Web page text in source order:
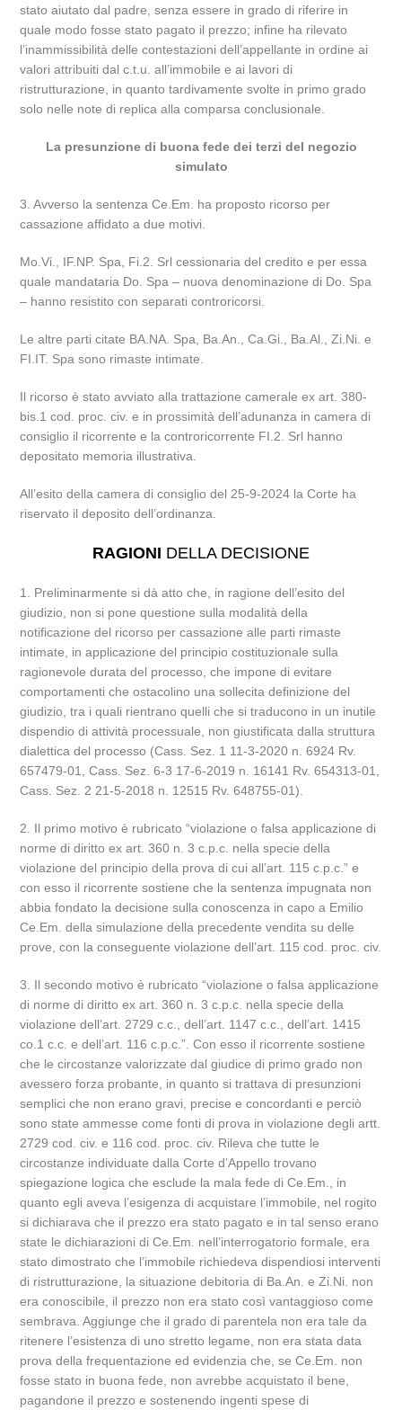
stato aiutato dal padre, senza essere in grado di riferire in
quale modo fosse stato pagato il prezzo; infine ha rilevato
l’inammissibilità delle contestazioni dell’appellante in ordine ai
valori attribuiti dal c.t.u. all’immobile e ai lavori di
ristrutturazione, in quanto tardivamente svolte in primo grado
solo nelle note di replica alla comparsa conclusionale.
La presunzione di buona fede dei terzi del negozio
simulato
3. Avverso la sentenza Ce.Em. ha proposto ricorso per
cassazione affidato a due motivi.
Mo.Vi., IF.NP. Spa, Fi.2. Srl cessionaria del credito e per essa
quale mandataria Do. Spa – nuova denominazione di Do. Spa
– hanno resistito con separati controricorsi.
Le altre parti citate BA.NA. Spa, Ba.An., Ca.Gi., Ba.Al., Zi.Ni. e
FI.IT. Spa sono rimaste intimate.
Il ricorso è stato avviato alla trattazione camerale ex art. 380-
bis.1 cod. proc. civ. e in prossimità dell’adunanza in camera di
consiglio il ricorrente e la controricorrente FI.2. Srl hanno
depositato memoria illustrativa.
All’esito della camera di consiglio del 25-9-2024 la Corte ha
riservato il deposito dell’ordinanza.
RAGIONI DELLA DECISIONE
1. Preliminarmente si dà atto che, in ragione dell’esito del
giudizio, non si pone questione sulla modalità della
notificazione del ricorso per cassazione alle parti rimaste
intimate, in applicazione del principio costituzionale sulla
ragionevole durata del processo, che impone di evitare
comportamenti che ostacolino una sollecita definizione del
giudizio, tra i quali rientrano quelli che si traducono in un inutile
dispendio di attività processuale, non giustificata dalla struttura
dialettica del processo (Cass. Sez. 1 11-3-2020 n. 6924 Rv.
657479-01, Cass. Sez. 6-3 17-6-2019 n. 16141 Rv. 654313-01,
Cass. Sez. 2 21-5-2018 n. 12515 Rv. 648755-01).
2. Il primo motivo è rubricato “violazione o falsa applicazione di
norme di diritto ex art. 360 n. 3 c.p.c. nella specie della
violazione del principio della prova di cui all’art. 115 c.p.c.” e
con esso il ricorrente sostiene che la sentenza impugnata non
abbia fondato la decisione sulla conoscenza in capo a Emilio
Ce.Em. della simulazione della precedente vendita su delle
prove, con la conseguente violazione dell’art. 115 cod. proc. civ.
3. Il secondo motivo è rubricato “violazione o falsa applicazione
di norme di diritto ex art. 360 n. 3 c.p.c. nella specie della
violazione dell’art. 2729 c.c., dell’art. 1147 c.c., dell’art. 1415
co.1 c.c. e dell’art. 116 c.p.c.”. Con esso il ricorrente sostiene
che le circostanze valorizzate dal giudice di primo grado non
avessero forza probante, in quanto si trattava di presunzioni
semplici che non erano gravi, precise e concordanti e perciò
sono state ammesse come fonti di prova in violazione degli artt.
2729 cod. civ. e 116 cod. proc. civ. Rileva che tutte le
circostanze individuate dalla Corte d’Appello trovano
spiegazione logica che esclude la mala fede di Ce.Em., in
quanto egli aveva l’esigenza di acquistare l’immobile, nel rogito
si dichiarava che il prezzo era stato pagato e in tal senso erano
state le dichiarazioni di Ce.Em. nell’interrogatorio formale, era
stato dimostrato che l’immobile richiedeva dispendiosi interventi
di ristrutturazione, la situazione debitoria di Ba.An. e Zi.Ni. non
era conoscibile, il prezzo non era stato così vantaggioso come
sembrava. Aggiunge che il grado di parentela non era tale da
ritenere l’esistenza di uno stretto legame, non era stata data
prova della frequentazione ed evidenzia che, se Ce.Em. non
fosse stato in buona fede, non avrebbe acquistato il bene,
pagandone il prezzo e sostenendo ingenti spese di